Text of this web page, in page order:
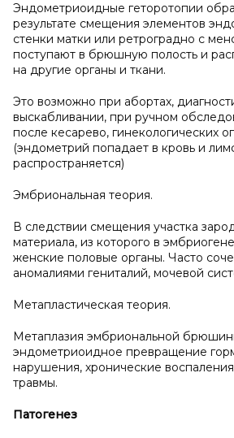
Эндометриоидные геторотопии
результате смещения элементов
стенки матки или ретроградно с
поступают в брюшную полость и
на другие органы и ткани.
Это возможно при абортах,
выскабливании, при ручном
после кесарево, гинекологических
(эндометрий попадает в кровь и
распространяется)
Эмбриональная теория.
В следствии смещения участка
материала, из которого в
женские половые органы. Часто
аномалиями гениталий, мочевой
Метапластическая теория.
Метаплазия эмбриональной
эндометриоидное превращение
нарушения, хронические
травмы.
Патогенез